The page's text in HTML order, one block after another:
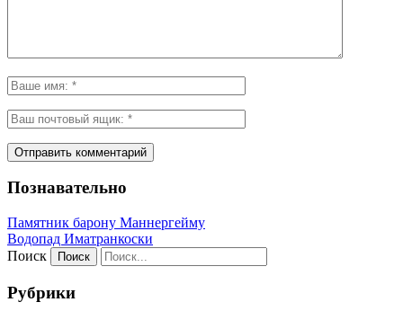
Познавательно
Памятник барону Маннергейму
Водопад Иматранкоски
Поиск
Рубрики